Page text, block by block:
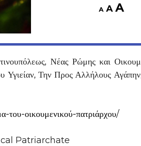
A A A
Νέας Ρώμης και
Υγιείαν, Την Προς Αλλήλους
οικουμενικού-πατριάρχου/
Patriarchate